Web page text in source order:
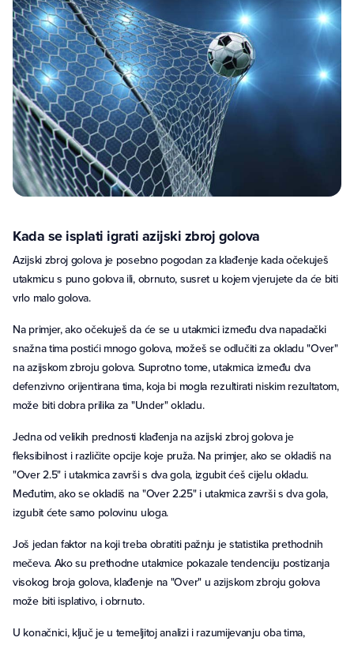
Kada se isplati igrati azijski zbroj golova
Azijski zbroj golova je posebno pogodan za klađenje kada očekuješ
utakmicu s puno golova ili, obrnuto, susret u kojem vjerujete da će biti
vrlo malo golova.
Na primjer, ako očekuješ da će se u utakmici između dva napadački
snažna tima postići mnogo golova, možeš se odlučiti za okladu "Over"
na azijskom zbroju golova. Suprotno tome, utakmica između dva
defenzivno orijentirana tima, koja bi mogla rezultirati niskim rezultatom,
može biti dobra prilika za "Under" okladu.
Jedna od velikih prednosti klađenja na azijski zbroj golova je
fleksibilnost i različite opcije koje pruža. Na primjer, ako se okladiš na
"Over 2.5" i utakmica završi s dva gola, izgubit ćeš cijelu okladu.
Međutim, ako se okladiš na "Over 2.25" i utakmica završi s dva gola,
izgubit ćete samo polovinu uloga.
Još jedan faktor na koji treba obratiti pažnju je statistika prethodnih
mečeva. Ako su prethodne utakmice pokazale tendenciju postizanja
visokog broja golova, klađenje na "Over" u azijskom zbroju golova
može biti isplativo, i obrnuto.
U konačnici, ključ je u temeljitoj analizi i razumijevanju oba tima,